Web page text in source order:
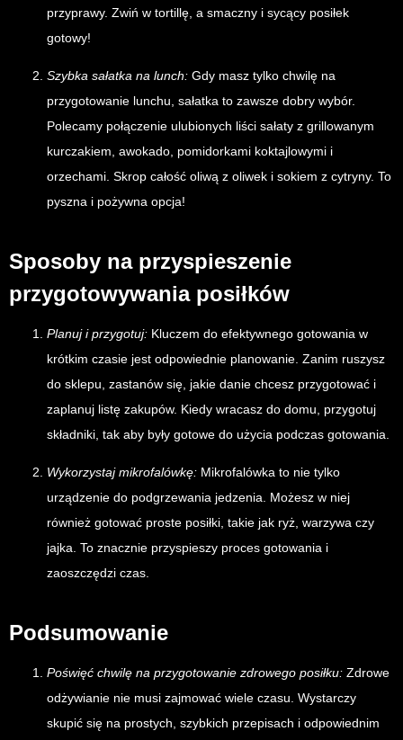
przyprawy. Zwiń w tortillę, a smaczny i sycący posiłek
gotowy!
Szybka sałatka na lunch: Gdy masz tylko chwilę na
przygotowanie lunchu, sałatka to zawsze dobry wybór.
Polecamy połączenie ulubionych liści sałaty z grillowanym
kurczakiem, awokado, pomidorkami koktajlowymi i
orzechami. Skrop całość oliwą z oliwek i sokiem z cytryny. To
pyszna i pożywna opcja!
Sposoby na przyspieszenie
przygotowywania posiłków
Planuj i przygotuj: Kluczem do efektywnego gotowania w
krótkim czasie jest odpowiednie planowanie. Zanim ruszysz
do sklepu, zastanów się, jakie danie chcesz przygotować i
zaplanuj listę zakupów. Kiedy wracasz do domu, przygotuj
składniki, tak aby były gotowe do użycia podczas gotowania.
Wykorzystaj mikrofalówkę: Mikrofalówka to nie tylko
urządzenie do podgrzewania jedzenia. Możesz w niej
również gotować proste posiłki, takie jak ryż, warzywa czy
jajka. To znacznie przyspieszy proces gotowania i
zaoszczędzi czas.
Podsumowanie
Poświęć chwilę na przygotowanie zdrowego posiłku: Zdrowe
odżywianie nie musi zajmować wiele czasu. Wystarczy
skupić się na prostych, szybkich przepisach i odpowiednim